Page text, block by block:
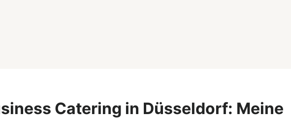
Catering in Düsseldorf: Meine